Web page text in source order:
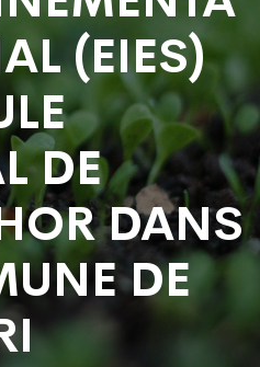
(EIES)
DE
DANS
DE